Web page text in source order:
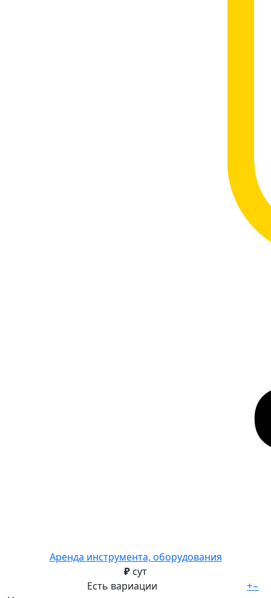
Аренда инструмента, оборудования
₽ сут
Есть вариации
+−